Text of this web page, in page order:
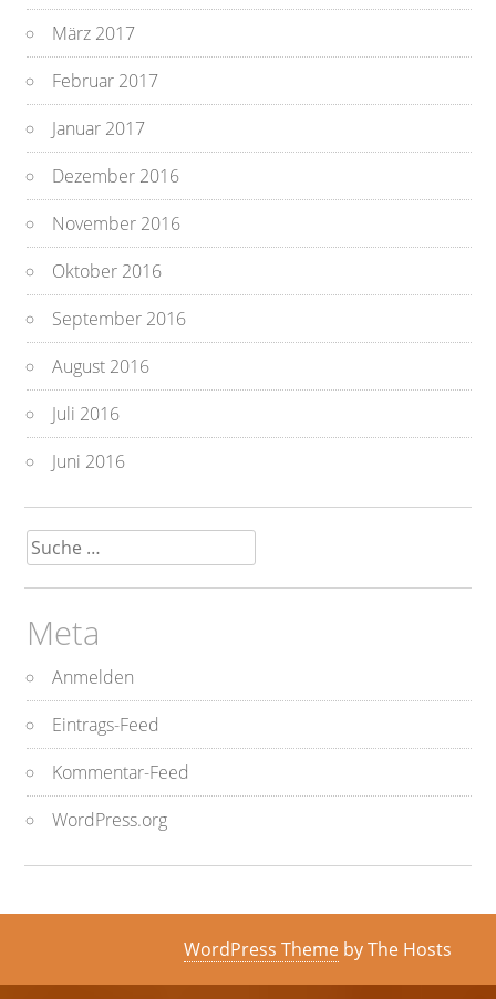
März 2017
Februar 2017
Januar 2017
Dezember 2016
November 2016
Oktober 2016
September 2016
August 2016
Juli 2016
Juni 2016
Suche
nach:
Meta
Anmelden
Eintrags-Feed
Kommentar-Feed
WordPress.org
WordPress Theme by The Hosts